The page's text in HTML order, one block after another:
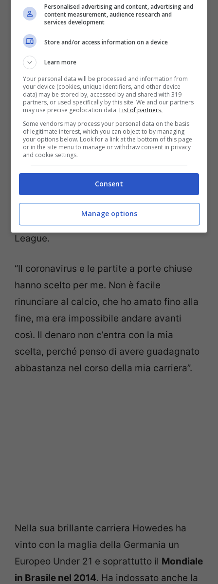
(Getty Images)
A motivare la scelta di questo addio
repentino e inatteso è stato lo stesso
difensore, che nell’ultima stagione
agonistica ha giocato in Russia nella
Lokomotiv Mosca, affrontando tra l’altro da
ex proprio la Juventus in Champions
League.
“Il coronavirus e le partite a porte chiuse
hanno scelto per me. Non è facile
rinunciare al calcio, che ho amato fino alla
fine, ma era impossibile andare avanti
così. Il denaro non c’entra con la mia
scelta, perché penso di avere guadagnato
abbastanza nel corso della mia carriera”.
Nella sua brillante carriera Howedes ha
vinto con la maglia della Germania un
Europeo Under 21 e soprattutto il Mondiale
in Brasile nel 2014. Ha indossato anche la
Personalised advertising and content, advertising and
content measurement, audience research and
services development
Store and/or access information on a device
Learn more
Your personal data will be processed and information from
your device (cookies, unique identifiers, and other device
data) may be stored by, accessed by and shared with 319
partners, or used specifically by this site. We and our partners
may use precise geolocation data. List of partners.
Some vendors may process your personal data on the basis
of legitimate interest, which you can object to by managing
your options below. Look for a link at the bottom of this page
or in the site menu to manage or withdraw consent in privacy
and cookie settings.
Consent
Manage options